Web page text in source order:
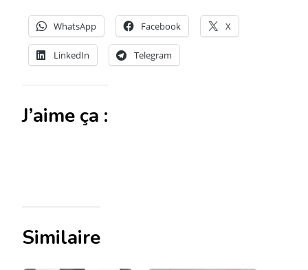
WhatsApp Facebook X
LinkedIn Telegram
J’aime ça :
Similaire